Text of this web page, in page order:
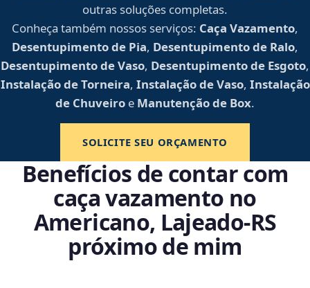
outras soluções completas.
Conheça também nossos serviços: Caça Vazamento,
Desentupimento de Pia, Desentupimento de Ralo,
Desentupimento de Vaso, Desentupimento de Esgoto,
Instalação de Torneira, Instalação de Vaso, Instalação
de Chuveiro e Manutenção de Box.
SOLICITE SEU ORÇAMENTO
Benefícios de contar com
caça vazamento no
Americano, Lajeado‑RS
próximo de mim